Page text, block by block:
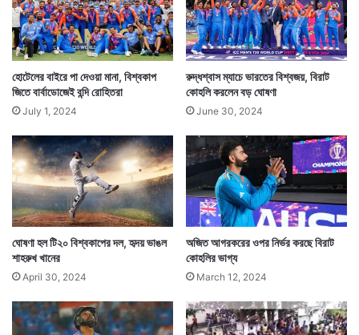
হোটেলের বাইরে পা দেওয়া মানা, বিশ্বকাপ
জিতে বার্বাডোজেই বন্দি রোহিতরা
July 1, 2024
রুদ্ধশ্বাস ম্যাচে ভারতের বিশ্বজয়, বিরাট
কোহলি করলেন বড় ঘোষণা
June 30, 2024
ঘোষণা হল টি২০ বিশ্বকাপের দল, হৃদয় ভাঙল
শাহরুখ খানের
April 30, 2024
অজিত আগরকরের ওপর নির্ভর করছে বিরাট
কোহলির ভাগ্য
March 12, 2024